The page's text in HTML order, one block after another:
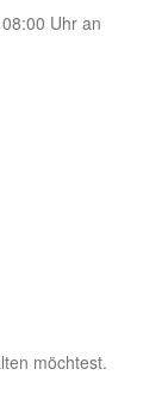
Uhr an
möchtest.